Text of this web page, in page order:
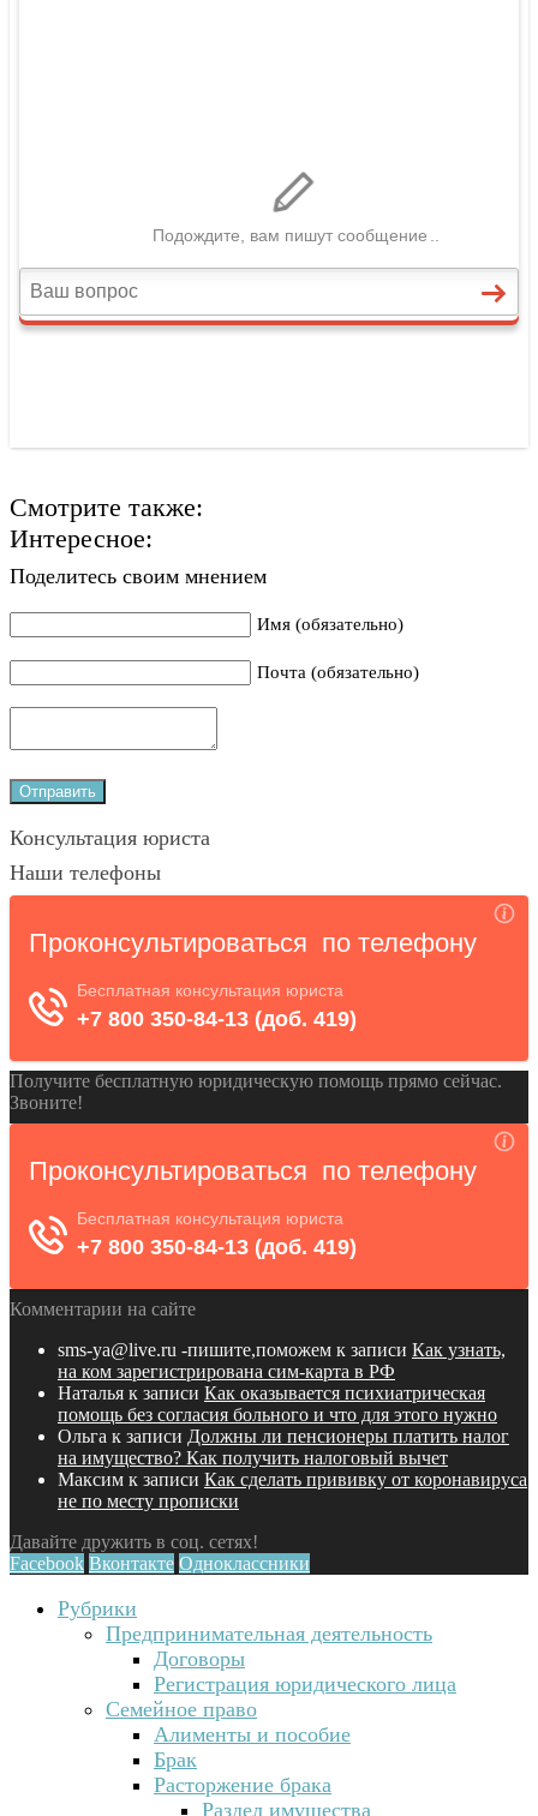
Смотрите также:
Интересное:
Поделитесь своим мнением
Имя (обязательно)
Почта (обязательно)
Консультация юриста
Наши телефоны
Получите бесплатную юридическую помощь прямо сейчас.
Звоните!
Комментарии на сайте
sms-ya@live.ru -пишите,поможем к записи Как узнать,
на ком зарегистрирована сим-карта в РФ
Наталья к записи Как оказывается психиатрическая
помощь без согласия больного и что для этого нужно
Ольга к записи Должны ли пенсионеры платить налог
на имущество? Как получить налоговый вычет
Максим к записи Как сделать прививку от коронавируса
не по месту прописки
Давайте дружить в соц. сетях!
Facebook Вконтакте Одноклассники
Рубрики
Предпринимательная деятельность
Договоры
Регистрация юридического лица
Семейное право
Алименты и пособие
Брак
Расторжение брака
Раздел имущества